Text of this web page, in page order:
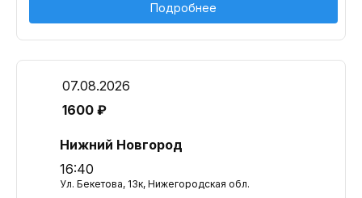
Подробнее
07.08.2026
1600 ₽
Нижний Новгород
16:40
Ул. Бекетова, 13к, Нижегородская обл.